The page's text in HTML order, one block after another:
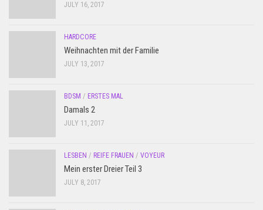
JULY 16, 2017
HARDCORE
Weihnachten mit der Familie
JULY 13, 2017
BDSM / ERSTES MAL
Damals 2
JULY 11, 2017
LESBEN / REIFE FRAUEN / VOYEUR
Mein erster Dreier Teil 3
JULY 8, 2017